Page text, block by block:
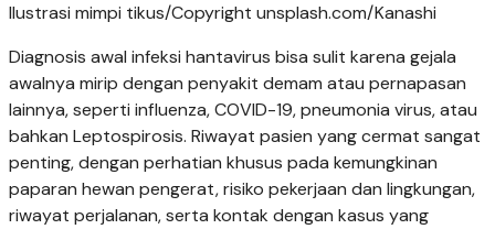
Ilustrasi mimpi tikus/Copyright unsplash.com/Kanashi
Diagnosis awal infeksi hantavirus bisa sulit karena gejala
awalnya mirip dengan penyakit demam atau pernapasan
lainnya, seperti influenza, COVID-19, pneumonia virus, atau
bahkan Leptospirosis. Riwayat pasien yang cermat sangat
penting, dengan perhatian khusus pada kemungkinan
paparan hewan pengerat, risiko pekerjaan dan lingkungan,
riwayat perjalanan, serta kontak dengan kasus yang